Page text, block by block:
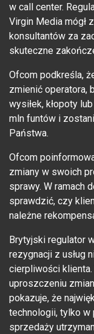
w call center.
Virgin Media mógł
konsultantów za
skuteczne
Ofcom podkreśla,
zmienić operatora,
wysiłek, kłopoty
mln funtów i
Państwa.
Ofcom
zmiany w swoich
sprawy. W ramach
sprawdzić, czy
należne
Brytyjski regulator
rezygnacji z usług
cierpliwości
uproszczeniu
pokazuje, że
technologii, tylko w
sprzedaży